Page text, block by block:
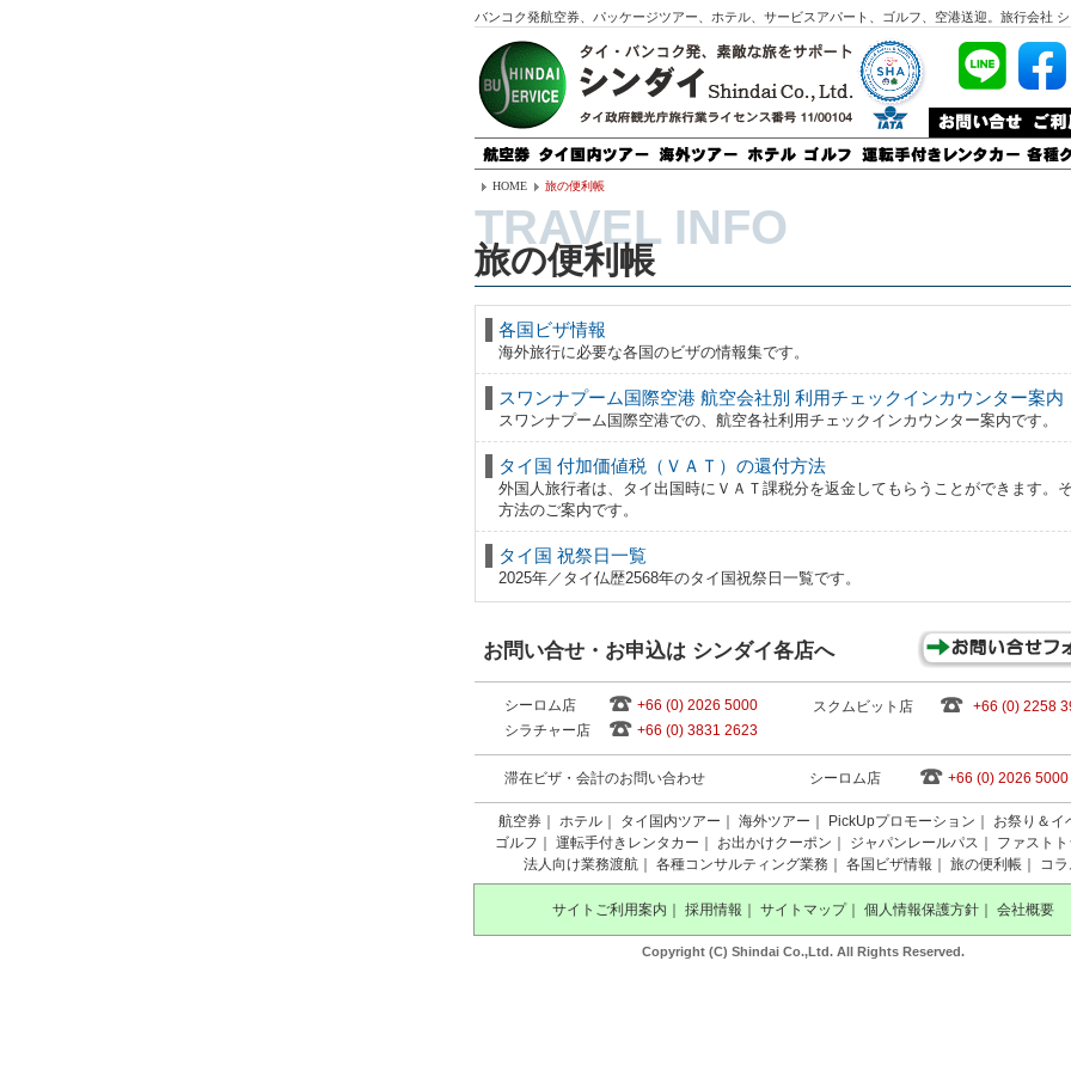
バンコク発航空券、パッケージツアー、ホテル、サービスアパート、ゴルフ、空港送迎。旅行会社 シ
HOME 旅の便利帳
旅の便利帳
各国ビザ情報
海外旅行に必要な各国のビザの情報集です。
スワンナプーム国際空港 航空会社別 利用チェックインカウンター案内
スワンナプーム国際空港での、航空各社利用チェックインカウンター案内です。
タイ国 付加価値税（ＶＡＴ）の還付方法
外国人旅行者は、タイ出国時にＶＡＴ課税分を返金してもらうことができます。
方法のご案内です。
タイ国 祝祭日一覧
2025年／タイ仏歴2568年のタイ国祝祭日一覧です。
お問い合せ・お申込は シンダイ各店へ
シーロム店
+66 (0) 2026 5000
シラチャー店
+66 (0) 3831 2623
スクムビット店 +66 (0) 2258
滞在ビザ・会計のお問い合わせ シーロム店 +66 (0) 2026 5000
航空券 ホテル タイ国内ツアー 海外ツアー PickUpプロモーション
お祭り＆イ
ゴルフ
運転手付きレンタカー お出かけクーポン ジャパンレールパス
ファストト
法人向け業務渡航
各種コンサルティング業務 各国ビザ情報 旅の便利帳 コラ
サイトご利用案内 採用情報 サイトマップ｜ 個人情報保護方針 会社概要
Copyright (C) Shindai Co.,Ltd. All Rights Reserved.